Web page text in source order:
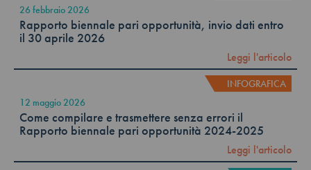
26 febbraio 2026
Rapporto biennale pari opportunità, invio dati entro
il 30 aprile 2026
Leggi l'articolo
INFOGRAFICA
12 maggio 2026
Come compilare e trasmettere senza errori il
Rapporto biennale pari opportunità 2024-2025
Leggi l'articolo